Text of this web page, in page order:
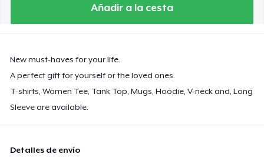
Añadir a la cesta
New must-haves for your life.
A perfect gift for yourself or the loved ones.
T-shirts, Women Tee, Tank Top, Mugs, Hoodie, V-neck and, Long
Sleeve are available.
Detalles de envío
23,99 US$
Premium Tank Top
22,99 US$